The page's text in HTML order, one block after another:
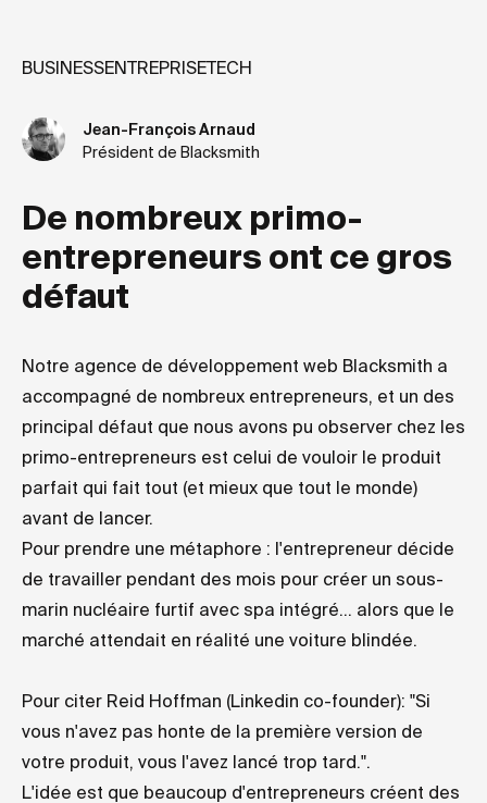
BUSINESSENTREPRISETECH
Jean-François Arnaud
Président de Blacksmith
De nombreux primo-
entrepreneurs ont ce gros
défaut
Notre agence de développement web Blacksmith a
accompagné de nombreux entrepreneurs, et un des
principal défaut que nous avons pu observer chez les
primo-entrepreneurs est celui de vouloir le produit
parfait qui fait tout (et mieux que tout le monde)
avant de lancer.
Pour prendre une métaphore : l'entrepreneur décide
de travailler pendant des mois pour créer un sous-
marin nucléaire furtif avec spa intégré... alors que le
marché attendait en réalité une voiture blindée.
Pour citer Reid Hoffman (Linkedin co-founder): "Si
vous n'avez pas honte de la première version de
votre produit, vous l'avez lancé trop tard.".
L'idée est que beaucoup d'entrepreneurs créent des